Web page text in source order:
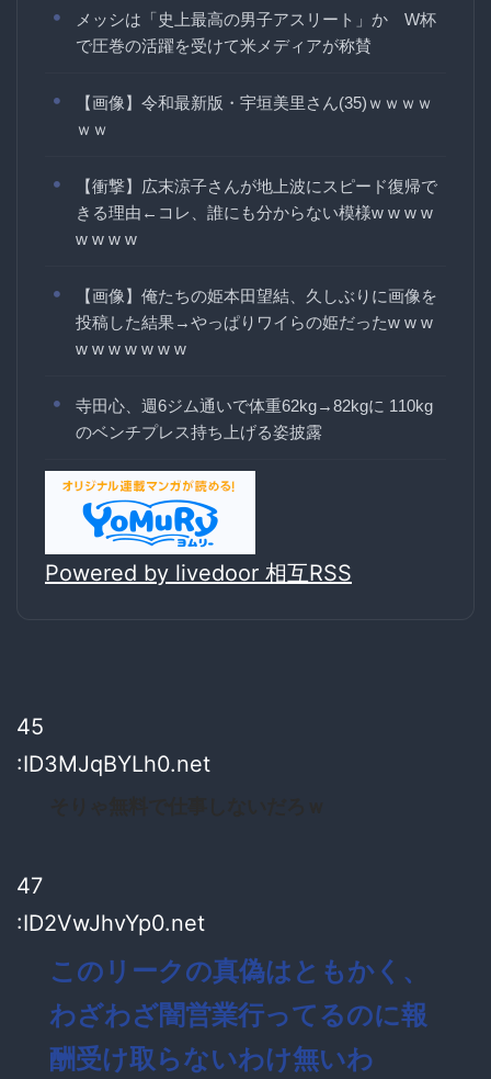
メッシは「史上最高の男子アスリート」か W杯
で圧巻の活躍を受けて米メディアが称賛
【画像】令和最新版・宇垣美里さん(35)ｗｗｗｗ
ｗｗ
【衝撃】広末涼子さんが地上波にスピード復帰で
きる理由←コレ、誰にも分からない模様w w w w
w w w w
【画像】俺たちの姫本田望結、久しぶりに画像を
投稿した結果→やっぱりワイらの姫だったw w w
w w w w w w w
寺田心、週6ジム通いで体重62kg→82kgに 110kg
のベンチプレス持ち上げる姿披露
Powered by livedoor 相互RSS
45
:ID3MJqBYLh0.net
47
:ID2VwJhvYp0.net
このリークの真偽はともかく、
わざわざ闇営業行ってるのに報
酬受け取らないわけ無いわ